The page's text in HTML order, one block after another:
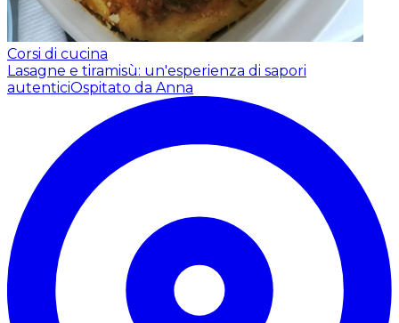
Corsi di cucina
Lasagne e tiramisù: un'esperienza di sapori
autenticiOspitato da Anna